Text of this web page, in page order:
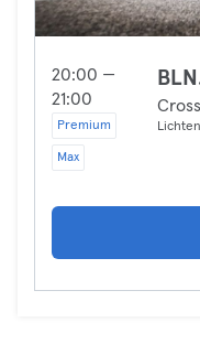
20:00 —
21:00
Premium
Max